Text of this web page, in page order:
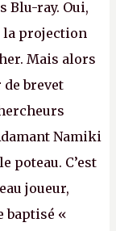
Blu-ray. Oui,
la projection
Mais alors
brevet
Namiki
poteau. C’est
joueur,
baptisé «